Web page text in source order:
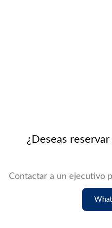
¿Deseas
Contactar a un ejecutivo